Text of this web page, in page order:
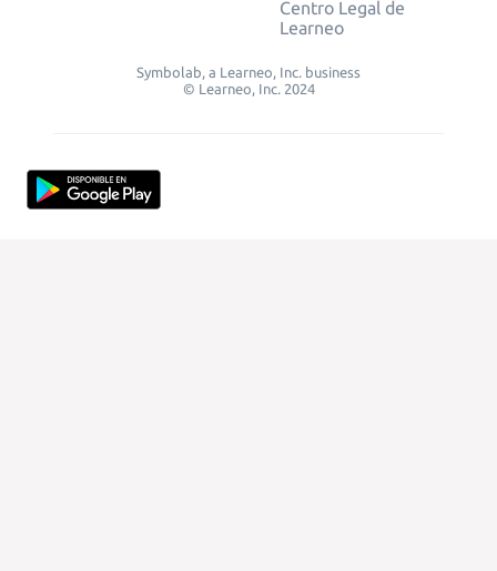
Centro Legal de
Learneo
Symbolab, a Learneo, Inc. business
© Learneo, Inc. 2024